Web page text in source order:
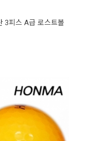
3피스 A급 로스트볼